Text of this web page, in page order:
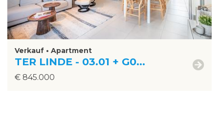
Verkauf • Apartment
TER LINDE - 03.01 + G0...
€ 845.000